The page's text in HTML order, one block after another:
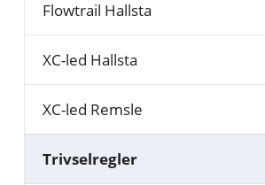
Flowtrail Hallsta
XC-led Hallsta
XC-led Remsle
Trivselregler